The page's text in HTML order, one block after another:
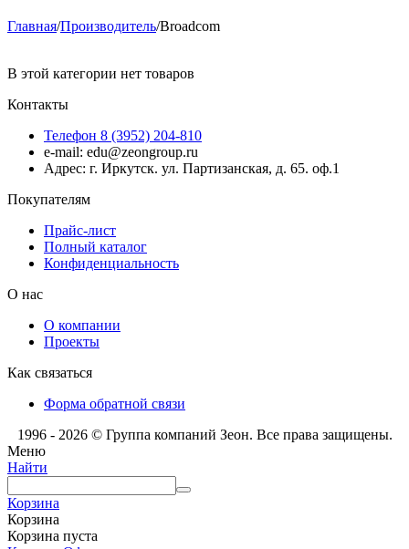
Главная/Производитель/Broadcom
В этой категории нет товаров
Контакты
Телефон 8 (3952) 204-810
e-mail: edu@zeongroup.ru
Адрес: г. Иркутск. ул. Партизанская, д. 65. оф.1
Покупателям
Прайс-лист
Полный каталог
Конфиденциальность
О нас
О компании
Проекты
Как связаться
Форма обратной связи
1996 - 2026 © Группа компаний Зеон. Все права защищены.
Меню
Найти
Корзина
Корзина
Корзина пуста